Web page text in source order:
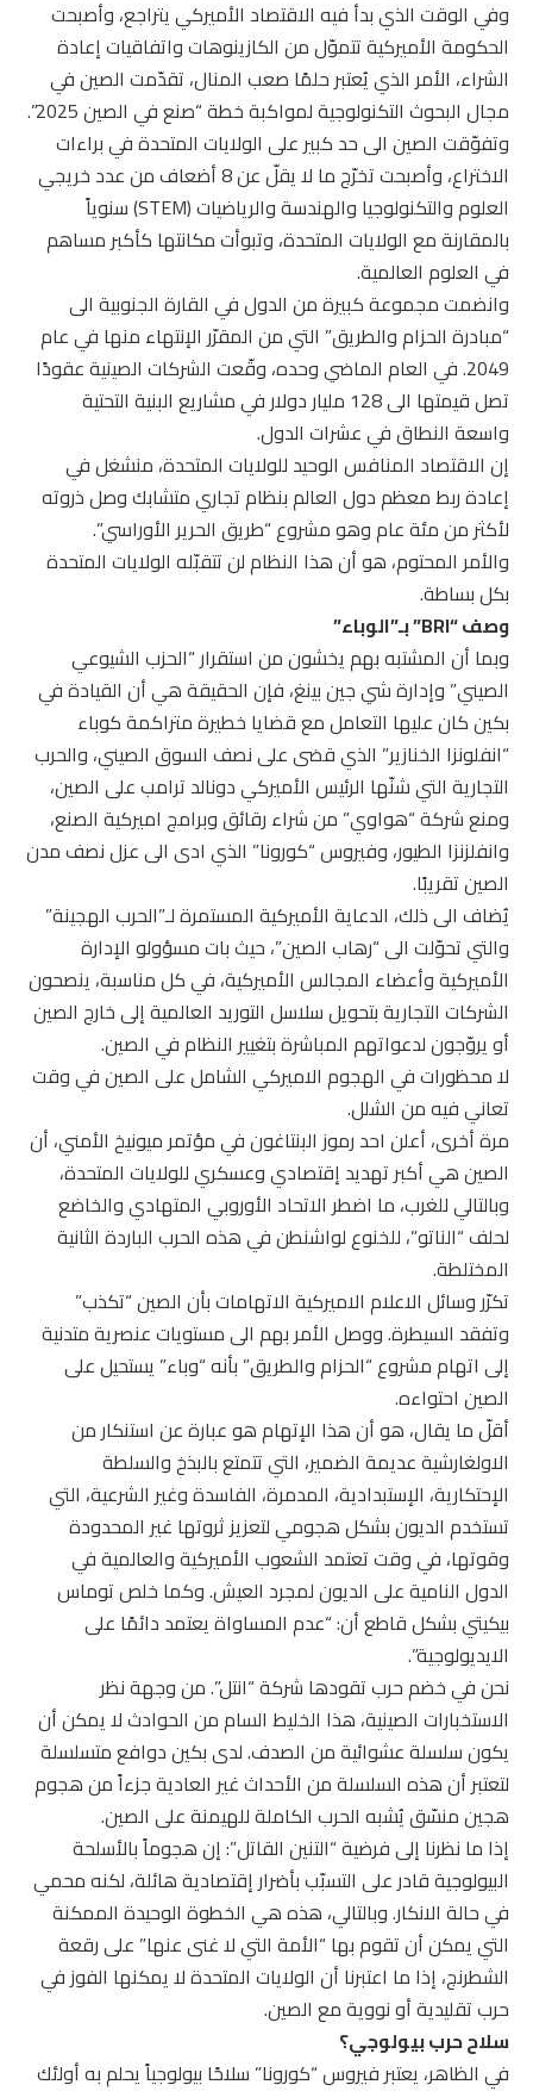
وفي الوقت الذي بدأ فيه الاقتصاد الأميركي يتراجع، وأصبحت
الحكومة الأميركية تتموّل من الكازينوهات واتفاقيات إعادة
الشراء، الأمر الذي يُعتبر حلمًا صعب المنال، تقدّمت الصين في
مجال البحوث التكنولوجية لمواكبة خطة “صنع في الصين 2025”.
وتفوّقت الصين الى حد كبير على الولايات المتحدة في براءات
الاختراع، وأصبحت تخرّج ما لا يقلّ عن 8 أضعاف من عدد خريجي
العلوم والتكنولوجيا والهندسة والرياضيات (STEM) سنوياً
بالمقارنة مع الولايات المتحدة، وتبوأت مكانتها كأكبر مساهم
في العلوم العالمية.
وانضمت مجموعة كبيرة من الدول في القارة الجنوبية الى
“مبادرة الحزام والطريق” التي من المقرّر الإنتهاء منها في عام
2049. في العام الماضي وحده، وقّعت الشركات الصينية عقودًا
تصل قيمتها الى 128 مليار دولار في مشاريع البنية التحتية
واسعة النطاق في عشرات الدول.
إن الاقتصاد المنافس الوحيد للولايات المتحدة، منشغل في
إعادة ربط معظم دول العالم بنظام تجاري متشابك وصل ذروته
لأكثر من مئة عام وهو مشروع “طريق الحرير الأوراسي”.
والأمر المحتوم، هو أن هذا النظام لن تتقبّله الولايات المتحدة
بكل بساطة.
وصف “BRI” بـ”الوباء”
وبما أن المشتبه بهم يخشون من استقرار “الحزب الشيوعي
الصيني” وإدارة شي جين بينغ، فإن الحقيقة هي أن القيادة في
بكين كان عليها التعامل مع قضايا خطيرة متراكمة كوباء
“انفلونزا الخنازير” الذي قضى على نصف السوق الصيني، والحرب
التجارية التي شنّها الرئيس الأميركي دونالد ترامب على الصين،
ومنع شركة “هواوي” من شراء رقائق وبرامج اميركية الصنع،
وانفلزنزا الطيور، وفيروس “كورونا” الذي ادى الى عزل نصف مدن
الصين تقريبًا.
يُضاف الى ذلك، الدعاية الأميركية المستمرة لـ”الحرب الهجينة”
والتي تحوّلت الى “رهاب الصين”، حيث بات مسؤولو الإدارة
الأميركية وأعضاء المجالس الأميركية، في كل مناسبة، ينصحون
الشركات التجارية بتحويل سلاسل التوريد العالمية إلى خارج الصين
أو يروّجون لدعواتهم المباشرة بتغيير النظام في الصين.
لا محظورات في الهجوم الاميركي الشامل على الصين في وقت
تعاني فيه من الشلل.
مرة أخرى، أعلن احد رموز البنتاغون في مؤتمر ميونيخ الأمني، أن
الصين هي أكبر تهديد إقتصادي وعسكري للولايات المتحدة،
وبالتالي للغرب، ما اضطر الاتحاد الأوروبي المتهادي والخاضع
لحلف “الناتو”، للخنوع لواشنطن في هذه الحرب الباردة الثانية
المختلطة.
تكرّر وسائل الاعلام الاميركية الاتهامات بأن الصين “تكذب”
وتفقد السيطرة. ووصل الأمر بهم الى مستويات عنصرية متدنية
إلى اتهام مشروع “الحزام والطريق” بأنه “وباء” يستحيل على
الصين احتواءه.
أقلّ ما يقال، هو أن هذا الإتهام هو عبارة عن استنكار من
الاولغارشية عديمة الضمير، التي تتمتع بالبذخ والسلطة
الإحتكارية، الإستبدادية، المدمرة، الفاسدة وغير الشرعية، التي
تستخدم الديون بشكل هجومي لتعزيز ثروتها غير المحدودة
وقوتها، في وقت تعتمد الشعوب الأميركية والعالمية في
الدول النامية على الديون لمجرد العيش. وكما خلص توماس
بيكيتي بشكل قاطع أن: “عدم المساواة يعتمد دائمًا على
الايديولوجية”.
نحن في خضم حرب تقودها شركة “انتل”. من وجهة نظر
الاستخبارات الصينية، هذا الخليط السام من الحوادث لا يمكن أن
يكون سلسلة عشوائية من الصدف. لدى بكين دوافع متسلسلة
لتعتبر أن هذه السلسلة من الأحداث غير العادية جزءاً من هجوم
هجين منسّق يُشبه الحرب الكاملة للهيمنة على الصين.
إذا ما نظرنا إلى فرضية “التنين القاتل”: إن هجوماً بالأسلحة
البيولوجية قادر على التسبّب بأضرار إقتصادية هائلة، لكنه محمي
في حالة الانكار. وبالتالي، هذه هي الخطوة الوحيدة الممكنة
التي يمكن أن تقوم بها “الأمة التي لا غنى عنها” على رقعة
الشطرنج، إذا ما اعتبرنا أن الولايات المتحدة لا يمكنها الفوز في
حرب تقليدية أو نووية مع الصين.
سلاح حرب بيولوجي؟
في الظاهر، يعتبر فيروس “كورونا” سلاحًا بيولوجياً يحلم به أولئك